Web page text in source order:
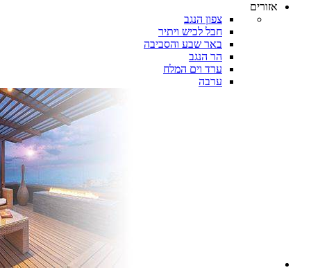
אזורים
צפון הנגב
חבל לכיש ויתיר
באר שבע והסביבה
הר הנגב
ערד וים המלח
ערבה